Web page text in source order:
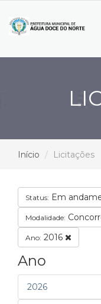
Início Licitações
Status: Em
Modalidade:
Ano: 2016
Ano
2026